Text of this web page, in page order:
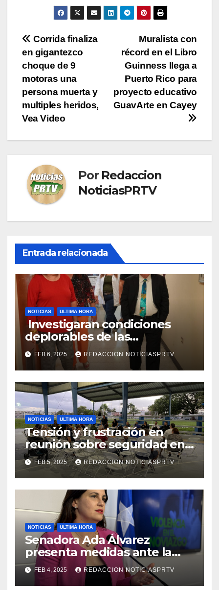
Navegación
de
entradas
Muralista con
récord en el Libro
Guinness llega a
Puerto Rico para
proyecto educativo
GuavArte en Cayey
Corrida finaliza
en gigantezco
choque de 9
motoras una
persona muerta y
multiples heridos,
Vea Video
Por Redaccion
NoticiasPRTV
Entrada relacionada
NOTICIAS ULTIMA HORA
Investigaran condiciones
deplorables de las
facilidades el Departamento
de la Salud en Mayagüez
FEB 6, 2025 REDACCION NOTICIASPRTV
NOTICIAS ULTIMA HORA
Tensión y frustración en
reunión sobre seguridad en
Reparto Metropolitano
FEB 5, 2025 REDACCION NOTICIASPRTV
NOTICIAS ULTIMA HORA
Senadora Ada Álvarez
presenta medidas ante la
violencia en el noviazgo
FEB 4, 2025 REDACCION NOTICIASPRTV